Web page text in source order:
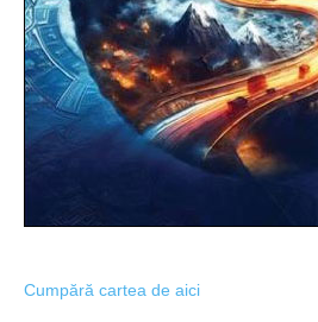
Cumpără cartea de aici